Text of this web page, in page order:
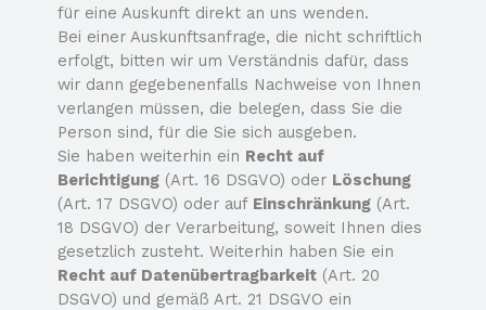
für eine Auskunft direkt an uns wenden.
Bei einer Auskunftsanfrage, die nicht schriftlich
erfolgt, bitten wir um Verständnis dafür, dass
wir dann gegebenenfalls Nachweise von Ihnen
verlangen müssen, die belegen, dass Sie die
Person sind, für die Sie sich ausgeben.
Sie haben weiterhin ein Recht auf
Berichtigung (Art. 16 DSGVO) oder Löschung
(Art. 17 DSGVO) oder auf Einschränkung (Art.
18 DSGVO) der Verarbeitung, soweit Ihnen dies
gesetzlich zusteht. Weiterhin haben Sie ein
Recht auf Datenübertragbarkeit (Art. 20
DSGVO) und gemäß Art. 21 DSGVO ein